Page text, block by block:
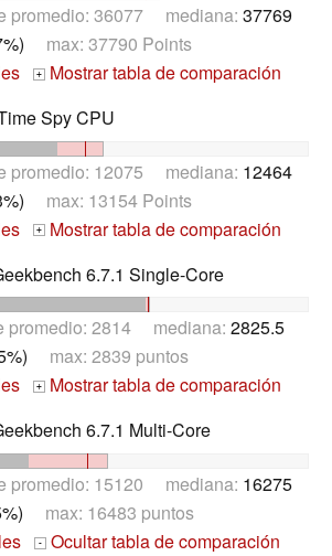
36077 mediana: 37769
max: 37790 Points
+
Mostrar tabla de comparación
Spy CPU
12075 mediana: 12464
max: 13154 Points
+
Mostrar tabla de comparación
6.7.1 Single-Core
2814 mediana: 2825.5
max: 2839 puntos
+
Mostrar tabla de comparación
6.7.1 Multi-Core
15120 mediana: 16275
max: 16483 puntos
- Ocultar tabla de comparación